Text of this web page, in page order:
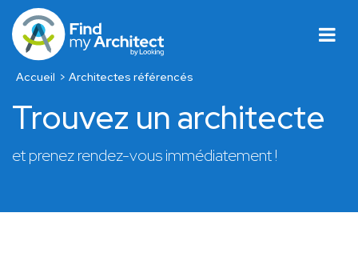
Accueil Architectes référencés
Trouvez un architecte
et prenez rendez-vous immédiatement !